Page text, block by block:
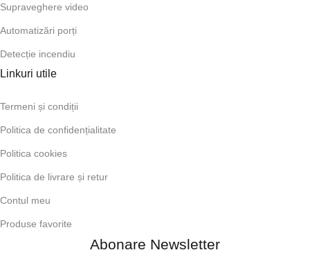
Supraveghere video
Automatizări porți
Detecție incendiu
Linkuri utile
Termeni și condiții
Politica de confidențialitate
Politica cookies
Politica de livrare și retur
Contul meu
Produse favorite
Abonare Newsletter